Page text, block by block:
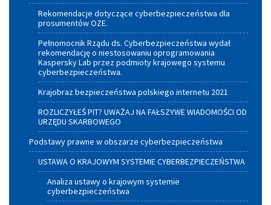
Rekomendacje dotyczące cyberbezpieczeństwa dla
prosumentów OZE.
Pełnomocnik Rządu ds. Cyberbezpieczeństwa wydał
rekomendację o niestosowaniu oprogramowania
Kaspersky Lab przez podmioty krajowego systemu
cyberbezpieczeństwa.
Krajobraz bezpieczeństwa polskiego internetu 2021
ROZLICZYŁEŚ PIT? UWAŻAJ NA FAŁSZYWE WIADOMOŚCI OD
URZĘDU SKARBOWEGO
Podstawy prawne w obszarze cyberbezpieczeństwa
USTAWA O KRAJOWYM SYSTEMIE CYBERBEZPIECZEŃSTWA
Analiza ustawy o krajowym systemie
cyberbezpieczeństwa